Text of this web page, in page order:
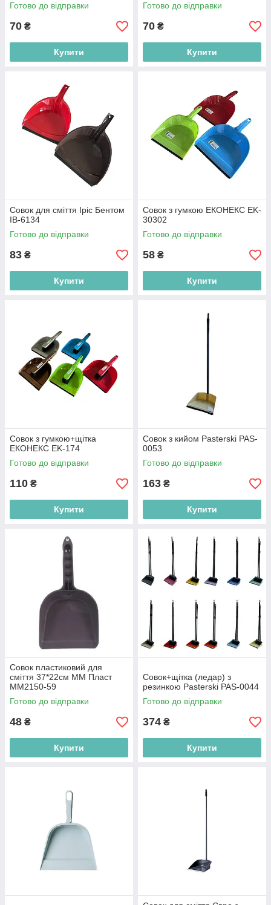
Готово до відправки
70 ₴
Купити
Готово до відправки
70 ₴
Купити
Совок для сміття Іріс Бентом
IB-6134
Готово до відправки
83 ₴
Купити
Совок з гумкою ЕКОНЕКС EK-
30302
Готово до відправки
58 ₴
Купити
Совок з гумкою+щітка
ЕКОНЕКС EK-174
Готово до відправки
110 ₴
Купити
Совок з кийом Pasterski PAS-
0053
Готово до відправки
163 ₴
Купити
Совок пластиковий для
сміття 37*22см ММ Пласт
ММ2150-59
Готово до відправки
48 ₴
Купити
Совок+щітка (ледар) з
резинкою Pasterski PAS-0044
Готово до відправки
374 ₴
Купити